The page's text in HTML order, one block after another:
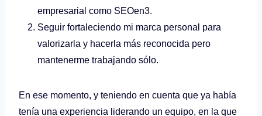
empresarial como SEOen3.
Seguir fortaleciendo mi marca personal para
valorizarla y hacerla más reconocida pero
mantenerme trabajando sólo.
En ese momento, y teniendo en cuenta que ya había
tenía una experiencia liderando un equipo, en la que